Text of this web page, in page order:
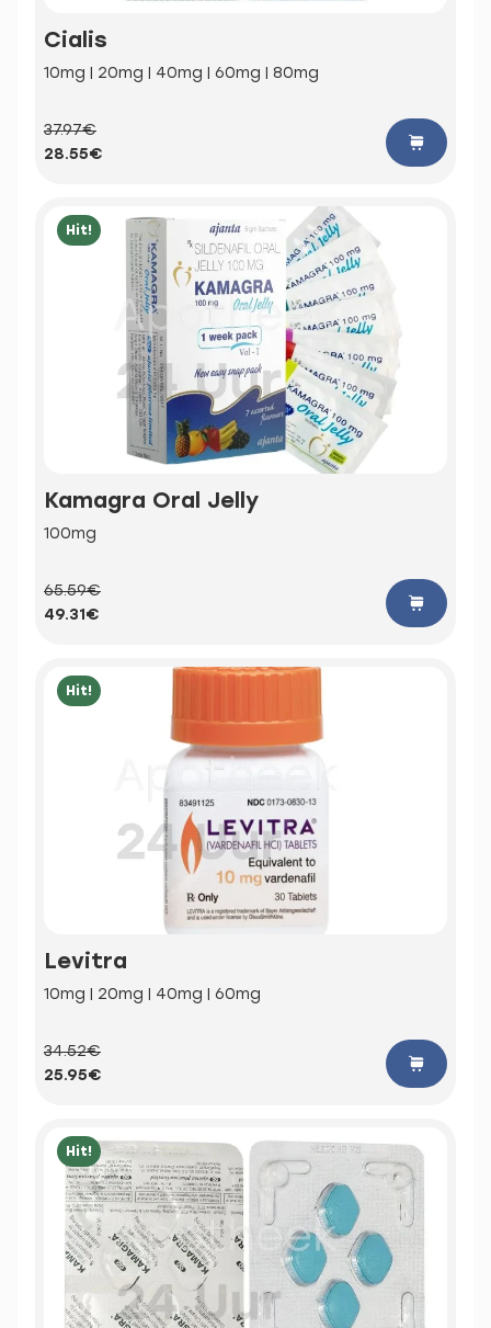
Cialis
10mg | 20mg | 40mg | 60mg | 80mg
37.97€
28.55€
Hit!
Kamagra Oral Jelly
100mg
65.59€
49.31€
Hit!
Levitra
10mg | 20mg | 40mg | 60mg
34.52€
25.95€
Hit!